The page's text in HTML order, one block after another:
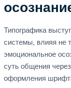
Типографика
системы, влияя не
эмоциональное
суть общения
оформления